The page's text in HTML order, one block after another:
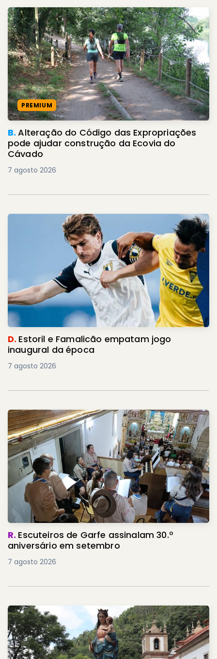
PREMIUM
B.Alteração do Código das Expropriações
pode ajudar construção da Ecovia do
Cávado
7 agosto 2026
D. Estoril e Famalicão empatam jogo
inaugural da época
7 agosto 2026
R. Escuteiros de Garfe assinalam 30.º
aniversário em setembro
7 agosto 2026